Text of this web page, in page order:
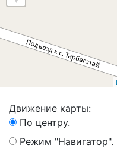
Движение карты:
По центру.
Режим "Навигатор".